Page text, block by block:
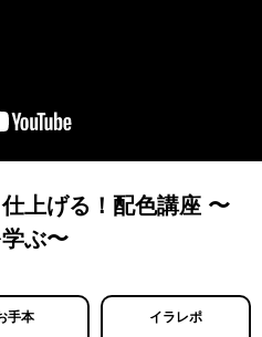
上げる！配色講座 〜
ぶ〜
手本 イラレポ